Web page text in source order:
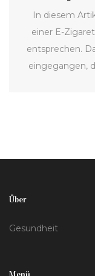
Zigarette?
In diesem
einer E-
entsprechen.
eingegangen,
Über
Gesundheit